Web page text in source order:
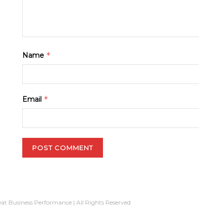
Name *
Email *
Business Performance | All Rights Reserved